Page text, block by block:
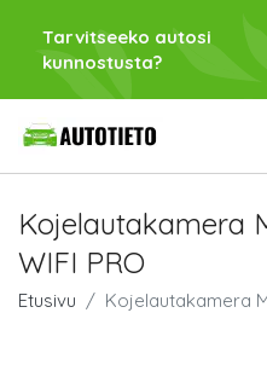
Tarvitseeko autosi
kunnostusta?
Kojelautakamera
WIFI PRO
Etusivu Kojelautakamera